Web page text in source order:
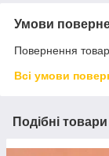
Умови
Повернення
Всі умови
Подібні